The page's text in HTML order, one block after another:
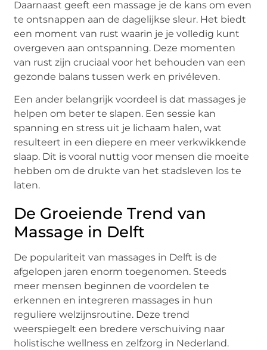
Daarnaast geeft een massage je de kans om even
te ontsnappen aan de dagelijkse sleur. Het biedt
een moment van rust waarin je je volledig kunt
overgeven aan ontspanning. Deze momenten
van rust zijn cruciaal voor het behouden van een
gezonde balans tussen werk en privéleven.
Een ander belangrijk voordeel is dat massages je
helpen om beter te slapen. Een sessie kan
spanning en stress uit je lichaam halen, wat
resulteert in een diepere en meer verkwikkende
slaap. Dit is vooral nuttig voor mensen die moeite
hebben om de drukte van het stadsleven los te
laten.
De Groeiende Trend van
Massage in Delft
De populariteit van massages in Delft is de
afgelopen jaren enorm toegenomen. Steeds
meer mensen beginnen de voordelen te
erkennen en integreren massages in hun
reguliere welzijnsroutine. Deze trend
weerspiegelt een bredere verschuiving naar
holistische wellness en zelfzorg in Nederland.